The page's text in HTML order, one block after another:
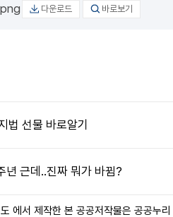
다운로드 바로보기
법 선물 바로알기
년 근데..진짜 뭐가 바뀜?
에서 제작한 본 공공저작물은 공공누리